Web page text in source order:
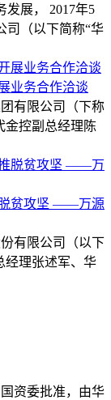
发展， 2017年5
司（以下简称“华
业务合作洽谈
有限公司（下称
金控副总经理陈
脱贫攻坚 ——万源
有限公司（以下
经理张述军、华
资委批准，由华